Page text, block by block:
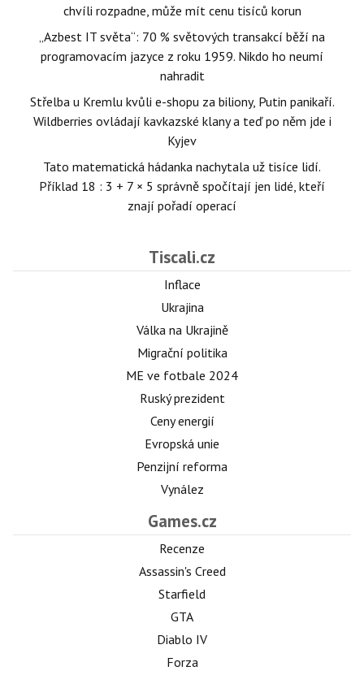
chvíli rozpadne, může mít cenu tisíců korun
„Azbest IT světa“: 70 % světových transakcí běží na
programovacím jazyce z roku 1959. Nikdo ho neumí
nahradit
Střelba u Kremlu kvůli e-shopu za biliony, Putin panikaří.
Wildberries ovládají kavkazské klany a teď po něm jde i
Kyjev
Tato matematická hádanka nachytala už tisíce lidí.
Příklad 18 : 3 + 7 × 5 správně spočítají jen lidé, kteří
znají pořadí operací
Tiscali.cz
Inflace
Ukrajina
Válka na Ukrajině
Migrační politika
ME ve fotbale 2024
Ruský prezident
Ceny energií
Evropská unie
Penzijní reforma
Vynález
Games.cz
Recenze
Assassin's Creed
Starfield
GTA
Diablo IV
Forza